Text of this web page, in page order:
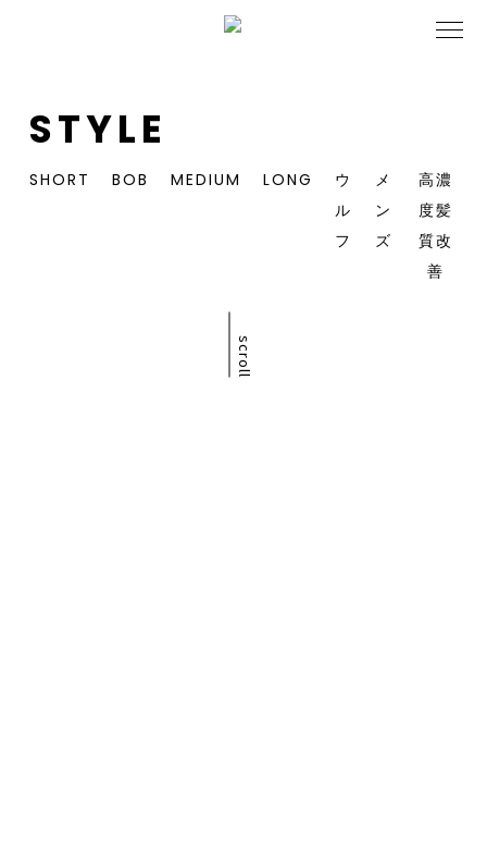
STYLE
SHORT BOB MEDIUM LONG
ウ
ル
フ
メ
ン
ズ
高濃
度髪
質改
善
scroll